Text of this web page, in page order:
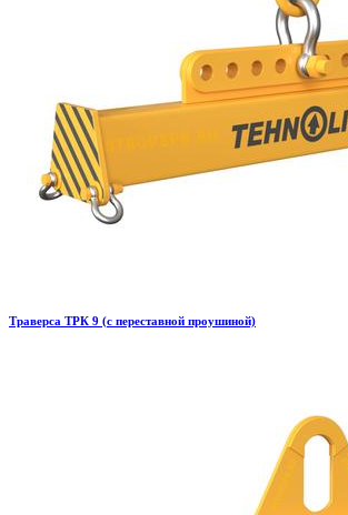
Траверса ТРК 9 (с переставной проушиной)